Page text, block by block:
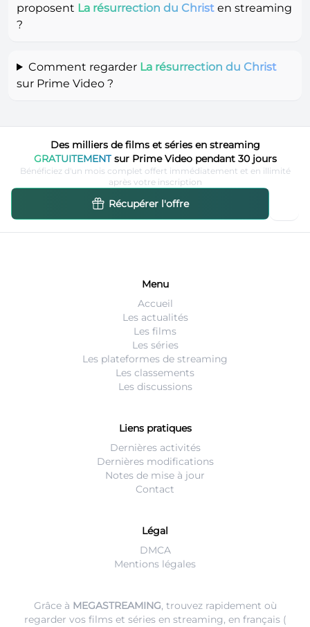
proposent La résurrection du Christ en streaming
?
Comment regarder La résurrection du Christ
sur Prime Video ?
Des milliers de films et séries en streaming
GRATUITEMENTsur Prime Video pendant 30 jours
Bénéficiez d'un mois complet offert immédiatement et en illimité
après votre inscription
Récupérer l'offre
Menu
Accueil
Les actualités
Les films
Les séries
Les plateformes de streaming
Les classements
Les discussions
Liens pratiques
Dernières activités
Dernières modifications
Notes de mise à jour
Contact
Légal
DMCA
Mentions légales
Grâce à MEGASTREAMING, trouvez rapidement où
regarder vos films et séries en streaming, en français (